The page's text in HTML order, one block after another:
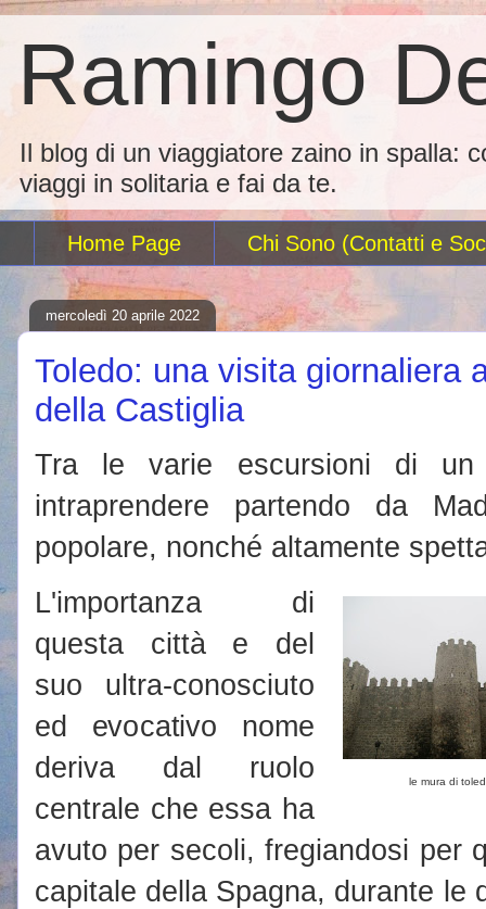
Ramingo
Il blog di un viaggiatore zaino in spalla:
viaggi in solitaria e fai da te.
Home Page Chi Sono (Contatti e
mercoledì 20 aprile 2022
Toledo: una visita giornaliera
della Castiglia
Tra le varie escursioni di
intraprendere partendo da
popolare, nonché altamente
le mura di
L'importanza di
questa città e del
suo ultra-conosciuto
ed evocativo nome
deriva dal ruolo
centrale che essa ha
avuto per secoli, fregiandosi per
capitale della Spagna, durante le